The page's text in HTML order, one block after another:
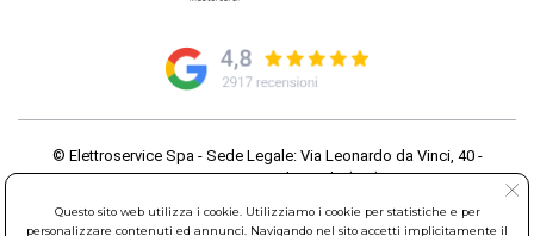
© Elettroservice Spa - Sede Legale: Via Leonardo da Vinci, 40 -
00015 Monterotondo Scalo (RM)
Sociale 1.600.000,00 Euro i.v. Iscritto al Registro delle Imprese di
Questo sito web utilizza i cookie. Utilizziamo i cookie per statistiche e per
personalizzare contenuti ed annunci. Navigando nel sito accetti implicitamente il